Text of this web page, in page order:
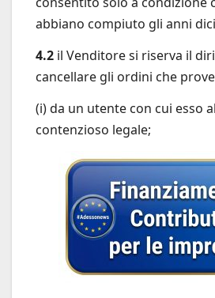
abbiano compiuto gli anni
4.2 il Venditore si riserva il
cancellare gli ordini che
(i) da un utente con cui esso
contenzioso legale;